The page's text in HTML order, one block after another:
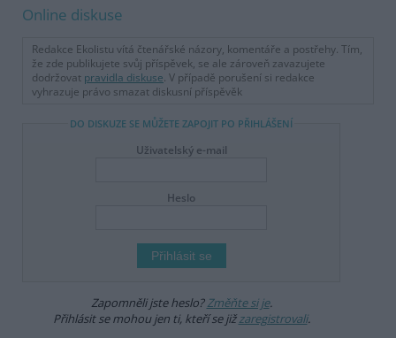
Online diskuse
Redakce Ekolistu vítá čtenářské názory, komentáře a postřehy. Tím,
že zde publikujete svůj příspěvek, se ale zároveň zavazujete
dodržovat pravidla diskuse. V případě porušení si redakce
vyhrazuje právo smazat diskusní příspěvěk
DO DISKUZE SE MŮŽETE ZAPOJIT PO PŘIHLÁŠENÍ
Uživatelský e-mail
Heslo
Zapomněli jste heslo?Změňte si je.
Přihlásit se mohou jen ti, kteří se jižzaregistrovali.